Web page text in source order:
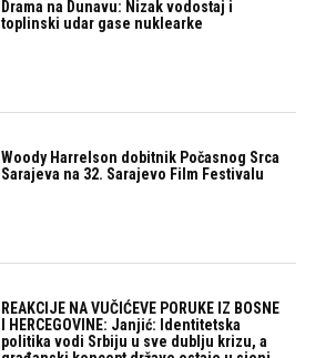
Drama na Dunavu: Nizak vodostaj i
toplinski udar gase nuklearke
Woody Harrelson dobitnik Počasnog Srca
Sarajeva na 32. Sarajevo Film Festivalu
REAKCIJE NA VUČIĆEVE PORUKE IZ BOSNE
I HERCEGOVINE: Janjić: Identitetska
politika vodi Srbiju u sve dublju krizu, a